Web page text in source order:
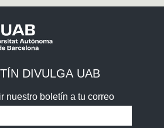
DIVULGA UAB
nuestro boletín a tu correo